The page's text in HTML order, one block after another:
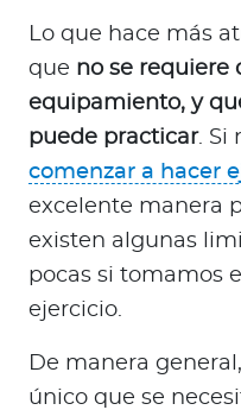
Lo que hace más
que no se requiere
equipamiento, y
puede practicar. Si
comenzar a hacer
excelente manera
existen algunas
pocas si tomamos
ejercicio.
De manera
único que se